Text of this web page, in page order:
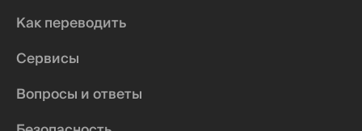
Как переводить
Сервисы
Вопросы и ответы